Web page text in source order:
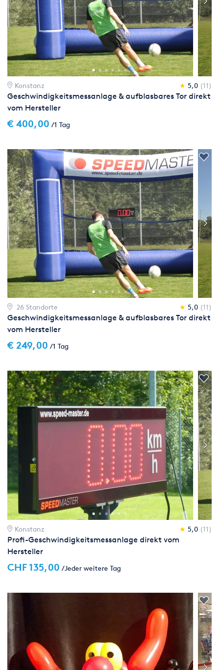
Konstanz ★ 5,0 (11)
Geschwindigkeitsmessanlage & aufblasbares Tor direkt
vom Hersteller
€ 400,00 /1 Tag
26 Standorte ★ 5,0 (11)
Geschwindigkeitsmessanlage & aufblasbares Tor direkt
vom Hersteller
€ 249,00 /1 Tag
Konstanz ★ 5,0 (11)
Profi-Geschwindigkeitsmessanlage direkt vom
Hersteller
CHF 135,00 /Jeder weitere Tag